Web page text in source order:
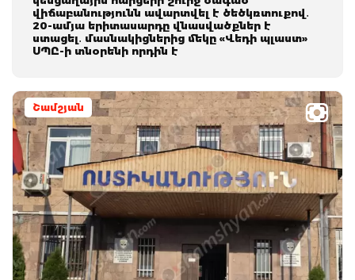
վիճաբանությունն ավարտվել է ծեծկռտուքով․
20-ամյա երիտասարդը վնասվածքներ է
ստացել․ մասնակիցներից մեկը «Վեդի պլաստ»
ՍՊԸ-ի տնօրենի որդին է
Շամշյան